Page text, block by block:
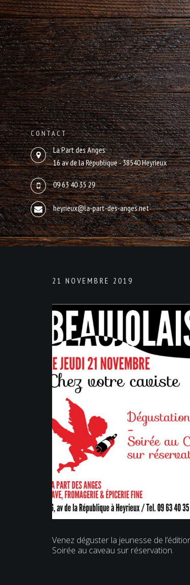
CONTACT
La Part des Anges
16 av de la République - 38540 Heyrieux
09 63 40 35 29
heyrieux@la-part-des-anges.net
21 NOVEMBRE 2019
Venez déguster la jeunesse de
Soirée au caveau sur réservation.